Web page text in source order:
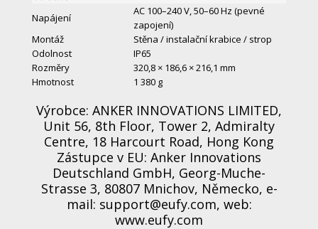
Napájení
AC 100–240 V, 50–60 Hz (pevné
zapojení)
Montáž
Stěna / instalační krabice / strop
Odolnost
IP65
Rozměry
320,8 × 186,6 × 216,1 mm
Hmotnost
1 380 g
Výrobce: ANKER INNOVATIONS LIMITED,
Unit 56, 8th Floor, Tower 2, Admiralty
Centre, 18 Harcourt Road, Hong Kong
Zástupce v EU: Anker Innovations
Deutschland GmbH, Georg-Muche-
Strasse 3, 80807 Mnichov, Německo, e-
mail: support@eufy.com, web:
www.eufy.com